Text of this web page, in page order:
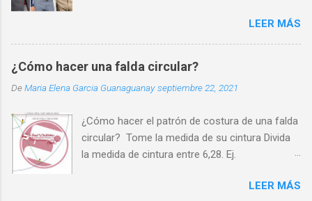
la parte delantera derecha. También hay que
destacar que los botones para camisa de
caballero siempre deben ser pequeños de 1cm
para las solapas del cuello (camisa azul de la
chaquetas blazer de 1,5 cm y para abrigos,
parkas, gabanes pueden varias según el
modelo. ¿Dónde van los botones en un
sea largo, corto, tipo bermudas, short; con
LEER MÁS
¿Cómo hacer una falda circular?
DeMaria Elena Garcia Guanaguanay septiembre 22, 2021
¿Cómo hacer el patrón de costura de una falda
circular? Tome la medida de su cintura Divida
la medida de cintura entre 6,28. Ej.
Sobre un pliego de papel, fije en una esquina el
LEER MÁS